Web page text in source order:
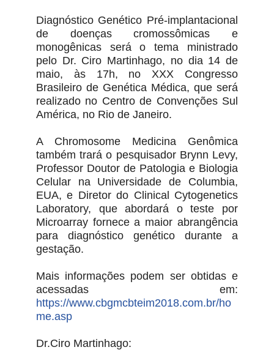
Diagnóstico Genético Pré-implantacional
de doenças cromossômicas e
monogênicas será o tema ministrado
pelo Dr. Ciro Martinhago, no dia 14 de
maio, às 17h, no XXX Congresso
Brasileiro de Genética Médica, que será
realizado no Centro de Convenções Sul
América, no Rio de Janeiro.
A Chromosome Medicina Genômica
também trará o pesquisador Brynn Levy,
Professor Doutor de Patologia e Biologia
Celular na Universidade de Columbia,
EUA, e Diretor do Clinical Cytogenetics
Laboratory, que abordará o teste por
Microarray fornece a maior abrangência
para diagnóstico genético durante a
gestação.
Mais informações podem ser obtidas e
acessadas em:
https://www.cbgmcbteim2018.com.br/ho
me.asp
Dr.Ciro Martinhago: